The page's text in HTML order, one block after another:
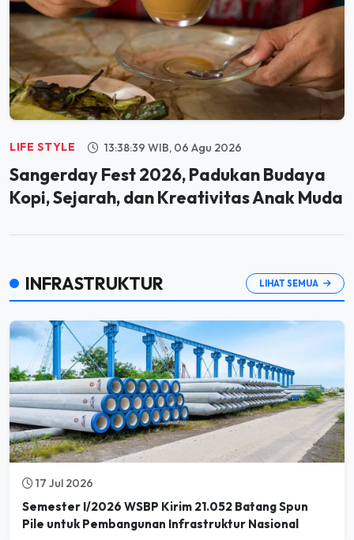
LIFE STYLE 13:38:39 WIB, 06 Agu 2026
Sangerday Fest 2026, Padukan Budaya
Kopi, Sejarah, dan Kreativitas Anak Muda
INFRASTRUKTUR LIHAT SEMUA
17 Jul 2026
Semester I/2026 WSBP Kirim 21.052 Batang Spun
Pile untuk Pembangunan Infrastruktur Nasional